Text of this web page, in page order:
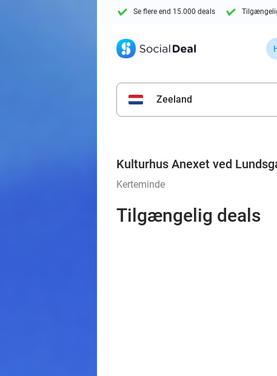
Se flere end 15.000 deals
Zeeland
Kulturhus Anexet ved
Kerteminde
Tilgængelig deals